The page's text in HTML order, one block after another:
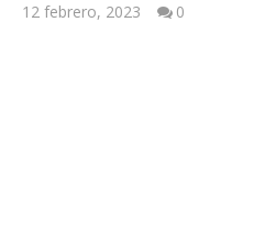
12 febrero, 2023
0